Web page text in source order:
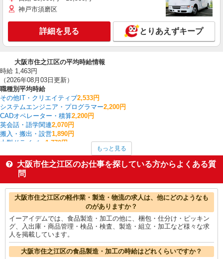
神戸市須磨区
詳細を見る とりあえずキープ
大阪市住之江区の平均時給情報
時給 1,463円
（2026年08月03日更新）
職種別平均時給
その他IT・クリエイティブ2,533円
システムエンジニア・プログラマー2,200円
CADオペレーター・積算2,200円
英会話・語学関連2,070円
搬入・搬出・設営1,890円
大型ドライバー 1,770円
看護師・保健師・看護助手・助産師 1,717円
研究開発・分析評価1,700円
クレーン・玉掛1,654円
金融・貿易事務
大阪市住之江区の他の職種の平均時給を見る
もっと見る
大阪市住之江区のお仕事を探している方からよくある質
問
大阪市住之江区の軽作業・製造・物流の求人は、他にどのようなも
のがありますか？
イーアイデムでは、食品製造・加工の他に、梱包・仕分け・ピッキン
グ、入出庫・商品管理・検品・検査、製造・組立・加工など様々な求
人を掲載しています。
大阪市住之江区の食品製造・加工の時給はどれくらいですか？